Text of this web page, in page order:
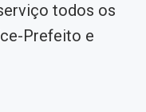
todos os
Prefeito e